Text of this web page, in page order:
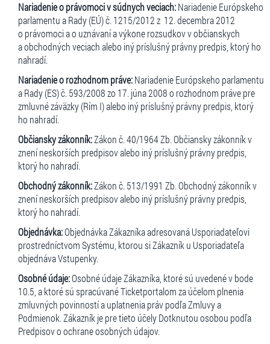
Nariadenie o právomoci v súdnych veciach:Nariadenie Európskeho
parlamentu a Rady (EÚ) č. 1215/2012 z 12. decembra 2012
o právomoci a o uznávaní a výkone rozsudkov v občianskych
a obchodných veciach alebo iný príslušný právny predpis, ktorý ho
nahradí.
Nariadenie o rozhodnom práve:Nariadenie Európskeho parlamentu
a Rady (ES) č. 593/2008 zo 17. júna 2008 o rozhodnom práve pre
zmluvné záväzky (Rím I) alebo iný príslušný právny predpis, ktorý
ho nahradí.
Občiansky zákonník:Zákon č. 40/1964 Zb. Občiansky zákonník v
znení neskorších predpisov alebo iný príslušný právny predpis,
ktorý ho nahradí.
Obchodný zákonník:Zákon č. 513/1991 Zb. Obchodný zákonník v
znení neskorších predpisov alebo iný príslušný právny predpis,
ktorý ho nahradí.
Objednávka:Objednávka Zákazníka adresovaná Usporiadateľovi
prostredníctvom Systému, ktorou si Zákazník u Usporiadateľa
objednáva Vstupenky.
Osobné údaje:Osobné údaje Zákazníka, ktoré sú uvedené v bode
10.5, a ktoré sú spracúvané Ticketportalom za účelom plnenia
zmluvných povinností a uplatnenia práv podľa Zmluvy a
Podmienok. Zákazník je pre tieto účely Dotknutou osobou podľa
Predpisov o ochrane osobných údajov.